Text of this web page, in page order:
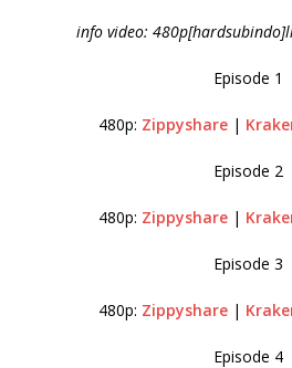
info video:
Episode 1
480p: Zippyshare |
Episode 2
480p: Zippyshare |
Episode 3
480p: Zippyshare |
Episode 4